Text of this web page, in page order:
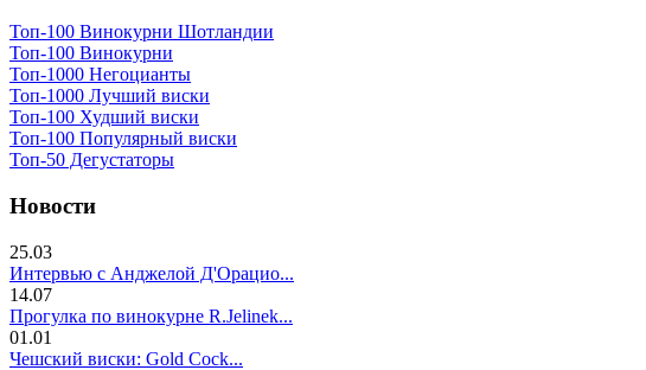
Топ-100 Винокурни Шотландии
Топ-100 Винокурни
Топ-1000 Негоцианты
Топ-1000 Лучший виски
Топ-100 Худший виски
Топ-100 Популярный виски
Топ-50 Дегустаторы
Новости
25.03
Интервью с Анджелой Д'Орацио...
14.07
Прогулка по винокурне R.Jelinek...
01.01
Чешский виски: Gold Cock...